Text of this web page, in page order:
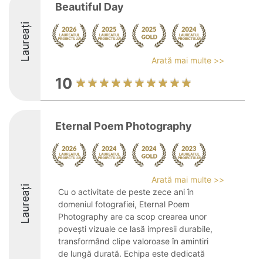
Laureați
Beautiful Day
Arată mai multe >>
10
Laureați
Eternal Poem Photography
Arată mai multe >>
Cu o activitate de peste zece ani în
domeniul fotografiei, Eternal Poem
Photography are ca scop crearea unor
povești vizuale ce lasă impresii durabile,
transformând clipe valoroase în amintiri
de lungă durată. Echipa este dedicată